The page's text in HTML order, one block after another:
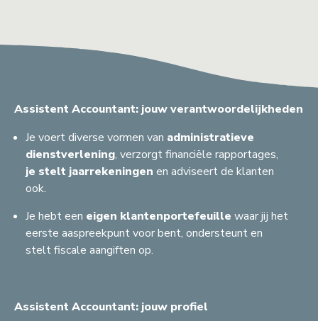
Assistent Accountant: jouw verantwoordelijkheden
Je voert diverse vormen van administratieve
dienstverlening, verzorgt financiële rapportages,
je stelt jaarrekeningen en adviseert de klanten
ook.
Je hebt een eigen klantenportefeuille waar jij het
eerste aaspreekpunt voor bent, ondersteunt en
stelt fiscale aangiften op.
Assistent Accountant: jouw profiel